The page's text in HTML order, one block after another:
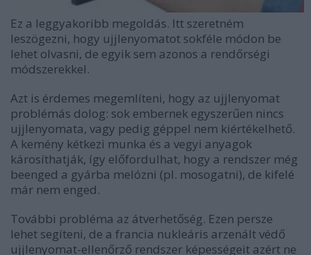
Ez a leggyakoribb megoldás. Itt szeretném
leszögezni, hogy ujjlenyomatot sokféle módon be
lehet olvasni, de egyik sem azonos a rendőrségi
módszerekkel.
Azt is érdemes megemlíteni, hogy az ujjlenyomat
problémás dolog: sok embernek egyszerűen nincs
ujjlenyomata, vagy pedig géppel nem kiértékelhető.
A kemény kétkezi munka és a vegyi anyagok
károsíthatják, így előfordulhat, hogy a rendszer még
beenged a gyárba melózni (pl. mosogatni), de kifelé
már nem enged.
További probléma az átverhetőség. Ezen persze
lehet segíteni, de a francia nukleáris arzenált védő
ujjlenyomat-ellenőrző rendszer képességeit azért ne